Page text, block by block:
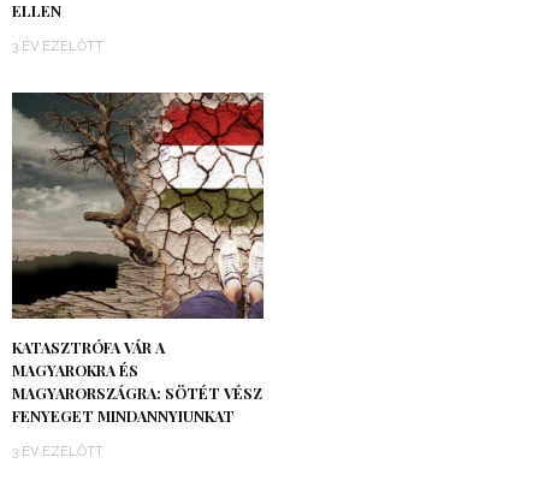
ELLEN
3 ÉV EZELŐTT
KATASZTRÓFA VÁR A
MAGYAROKRA ÉS
MAGYARORSZÁGRA: SÖTÉT VÉSZ
FENYEGET MINDANNYIUNKAT
3 ÉV EZELŐTT